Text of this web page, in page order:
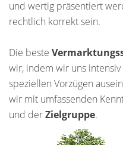
und wertig präsentiert
rechtlich korrekt sein.
Die beste
wir, indem wir uns
speziellen Vorzügen
wir mit umfassenden
und derZielgruppe.